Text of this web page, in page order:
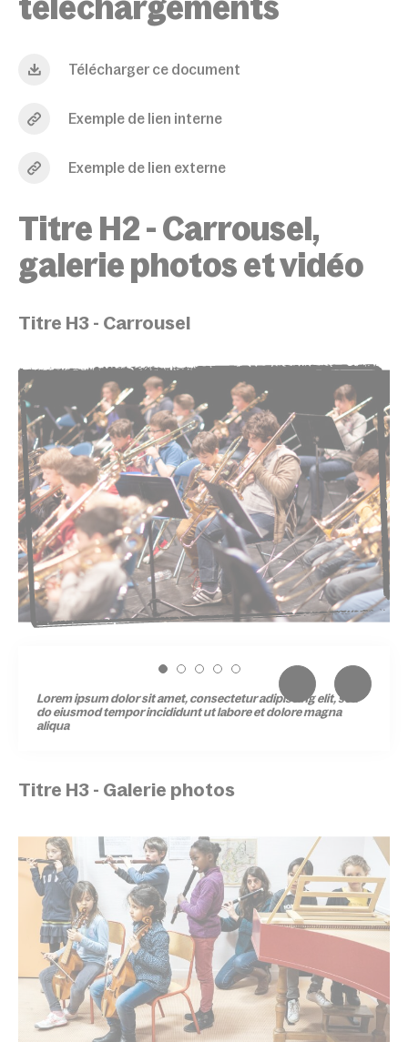
téléchargements
Télécharger ce document
Exemple de lien interne
Exemple de lien externe
Titre H2 - Carrousel,
galerie photos et vidéo
Titre H3 - Carrousel
Lorem ipsum dolor sit amet, consectetur adipiscing elit, sed
do eiusmod tempor incididunt ut labore et dolore magna
aliqua
Titre H3 - Galerie photos